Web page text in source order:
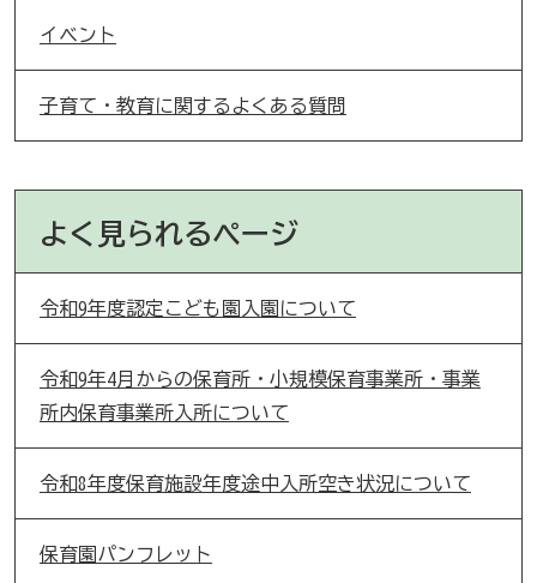
イベント
子育て・教育に関するよくある質問
よく見られるページ
令和9年度認定こども園入園について
令和9年4月からの保育所・小規模保育事業所・事業
所内保育事業所入所について
令和8年度保育施設年度途中入所空き状況について
保育園パンフレット